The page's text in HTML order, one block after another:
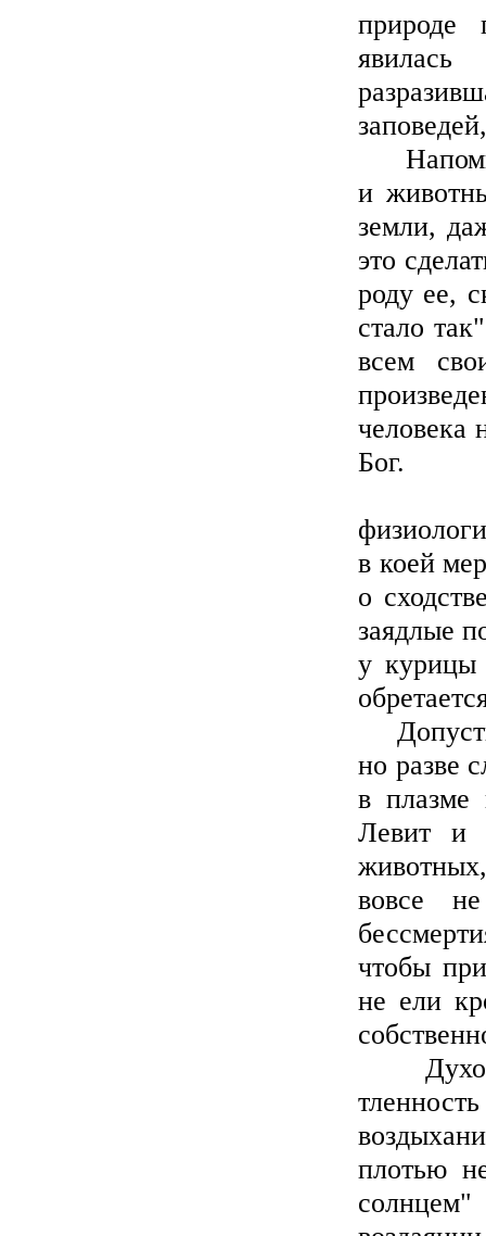
и
земли,
это
роду ее,
стало
всем
человека
Бог.
в коей
о
заядлые
у курицы
но разве
в плазме
Левит и
вовсе
чтобы
не ели
плотью